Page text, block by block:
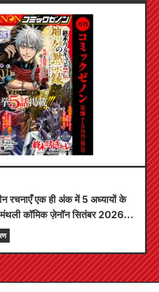
रचनाएँ एक ही अंक में 5 अध्यायों के
कॉमिक ज़ेनॉन सितंबर 2026
उपलब्ध होगा!!